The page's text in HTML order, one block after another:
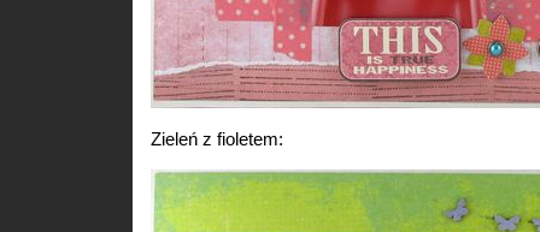
Zieleń z fioletem: